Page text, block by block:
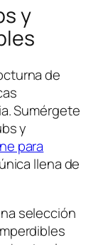
y
de
Sumérgete
y
para
llena de
selección